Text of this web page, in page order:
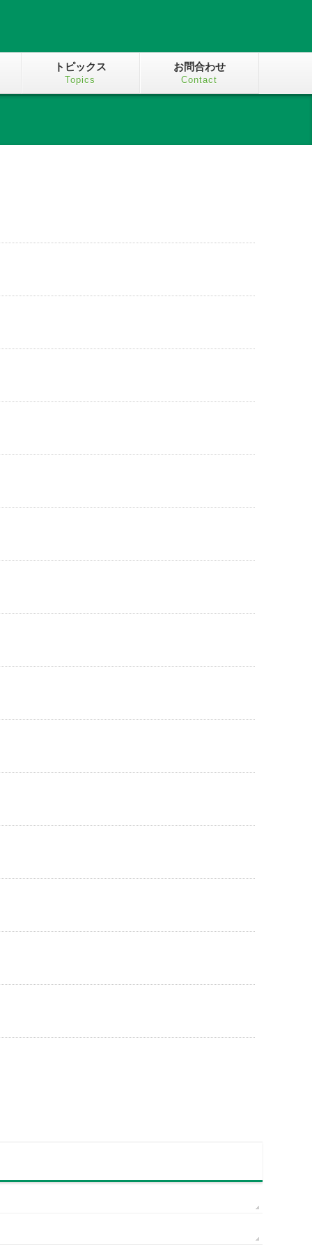
トピックス
Topics
お問合わせ
Contact